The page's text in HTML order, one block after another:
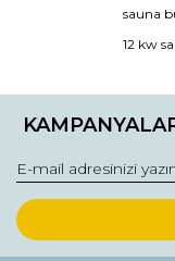
sauna
12 kw